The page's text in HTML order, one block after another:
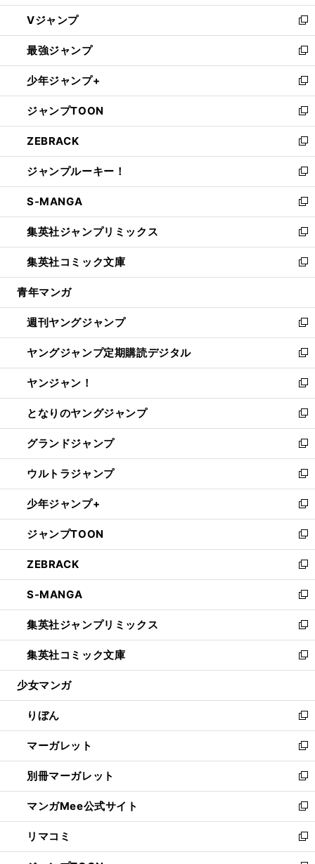
ウ
ィ
ン
ド
ウ
で
開
く
し
い
ウ
ィ
ン
ド
ウ
で
開
く
Vジャンプ
新
し
い
ウ
ィ
ン
ド
ウ
で
開
く
最強ジャンプ
新
し
い
ウ
ィ
ン
ド
ウ
で
開
く
少年ジャンプ+
新
し
い
ウ
ィ
ン
ド
ウ
で
開
く
ジャンプTOON
新
し
い
ウ
ィ
ン
ド
ウ
で
開
く
ZEBRACK
新
し
い
ウ
ィ
ン
ド
ウ
で
開
ジャンプルーキー！
新
し
い
ウ
ィ
ン
ド
ウ
開
く
S-MANGA
新
し
い
ウ
ィ
ン
ウ
で
開
く
集英社ジャンプリミックス
新
し
い
ウ
ン
ド
ウ
で
開
く
集英社コミック文庫
新
し
ウ
ィ
ン
ド
ウ
で
開
く
青年マンガ
週刊ヤングジャンプ
新
し
い
ウ
ィ
ン
ド
ウ
で
開
く
ヤングジャンプ定期購読デジタル
新
し
い
ウ
ィ
ン
ド
ウ
で
開
く
ヤンジャン！
新
し
い
ウ
ィ
ン
ド
ウ
で
開
く
となりのヤングジャンプ
新
し
い
ウ
ィ
ン
ド
ウ
で
開
く
グランドジャンプ
新
し
い
ウ
ィ
ン
ド
ウ
で
開
く
ウルトラジャンプ
新
し
い
ウ
ィ
ン
ド
ウ
で
開
く
少年ジャンプ+
新
し
い
ウ
ィ
ン
ド
ウ
で
開
く
ジャンプTOON
新
し
い
ウ
ィ
ン
ド
ウ
で
開
ZEBRACK
新
し
い
ウ
ィ
ン
ド
ウ
開
く
S-MANGA
新
し
い
ウ
ィ
ン
ウ
で
開
く
集英社ジャンプリミックス
新
し
い
ウ
ン
ド
ウ
で
開
く
集英社コミック文庫
新
し
ウ
ィ
ン
ド
ウ
で
開
く
少女マンガ
りぼん
新
し
い
ウ
ィ
ン
ド
ウ
で
開
マーガレット
新
し
い
ウ
ィ
ン
ド
ウ
別冊マーガレット
新
し
い
ウ
ィ
ン
マンガMee公式サイト
新
し
い
ウ
リマコミ
新
し